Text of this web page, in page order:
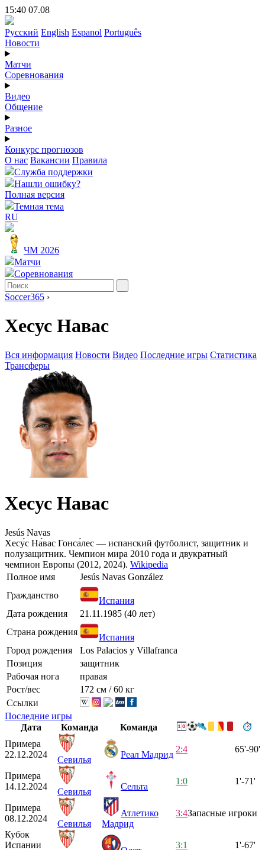
15:40 07.08
Русский English Espanol Português
Новости
Матчи
Соревнования
Видео
Общение
Разное
Конкурс прогнозов
О нас Вакансии Правила
Служба поддержки
Нашли ошибку?
Полная версия
Темная тема
RU
ЧМ 2026
Матчи
Соревнования
Soccer365 ›
Хесус Навас
Вся информация Новости Видео Последние игры Статистика
Трансферы
Хесус Навас
Jesús Navas
Хесу́с На́вас Гонса́лес — испанский футболист, защитник и
полузащитник. Чемпион мира 2010 года и двукратный
чемпион Европы (2012, 2024). Wikipedia
Полное имя
Jesús Navas González
Гражданство
Испания
Дата рождения
21.11.1985 (40 лет)
Страна рождения
Испания
Город рождения
Los Palacios y Villafranca
Позиция
защитник
Рабочая нога
правая
Рост/вес
172 см / 60 кг
Ссылки
Последние игры
Дата
Команда
Команда
Примера
22.12.2024
Севилья
Реал Мадрид
2:4 65'-90'
Примера
14.12.2024
Севилья
Сельта
1:0 1'-71'
Примера
08.12.2024
Севилья
Атлетико
Мадрид
3:4Запасные игроки
Кубок
Испании
3:1 1'-67'